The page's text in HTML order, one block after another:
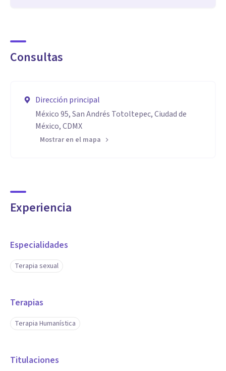
Consultas
Dirección principal
México 95, San Andrés Totoltepec, Ciudad de
México, CDMX
Mostrar en el mapa
Experiencia
Especialidades
Terapia sexual
Terapias
Terapia Humanística
Titulaciones